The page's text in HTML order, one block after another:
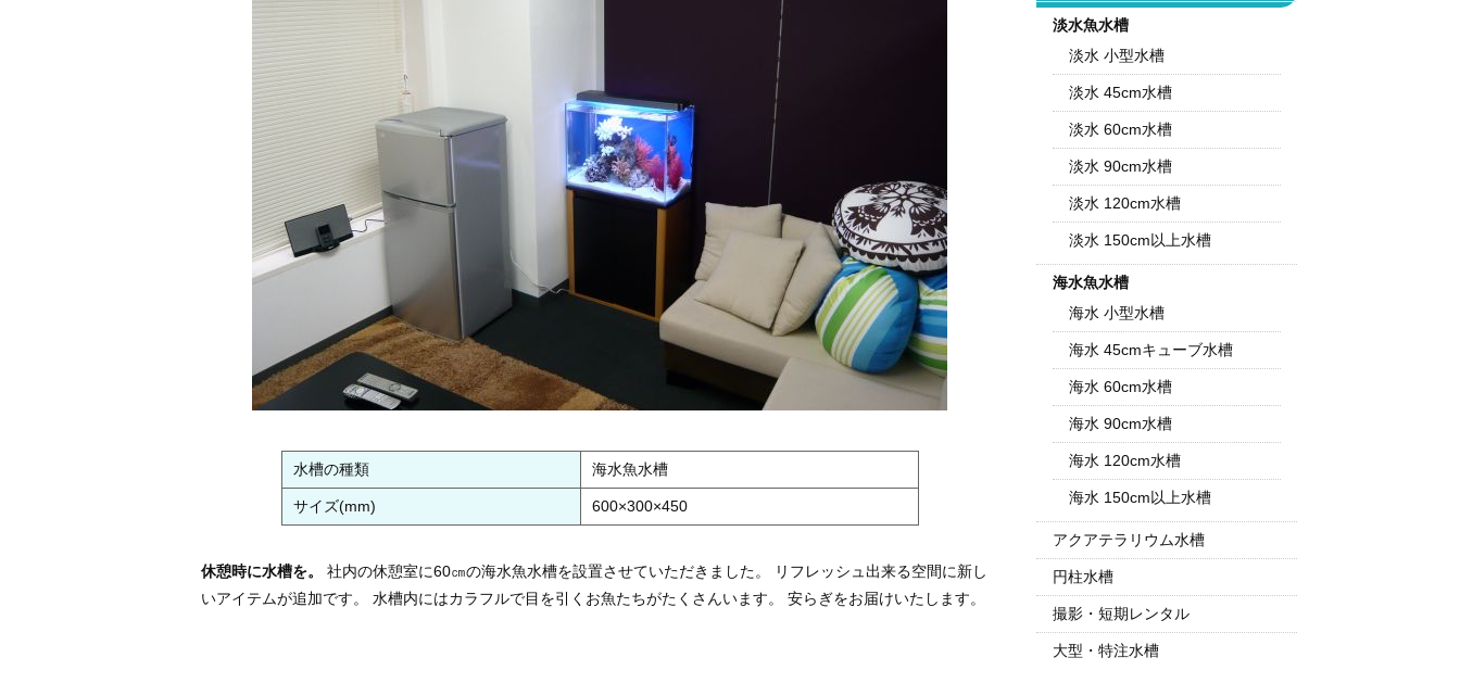
水槽の種類 海水魚水槽
サイズ(mm) 600×300×450
休憩時に水槽を。
社内の休憩室に60㎝の海水魚水槽を設置させていただきました。 リフレッシュ出来る空間に新し
いアイテムが追加です。 水槽内にはカラフルで目を引くお魚たちがたくさんいます。 安らぎをお届けいたします。
淡水魚水槽
淡水 小型水槽
淡水 45cm水槽
淡水 60cm水槽
淡水 90cm水槽
淡水 120cm水槽
淡水 150cm以上水槽
海水魚水槽
海水 小型水槽
海水 45cmキューブ水槽
海水 60cm水槽
海水 90cm水槽
海水 120cm水槽
海水 150cm以上水槽
アクアテラリウム水槽
円柱水槽
撮影・短期レンタル
大型・特注水槽